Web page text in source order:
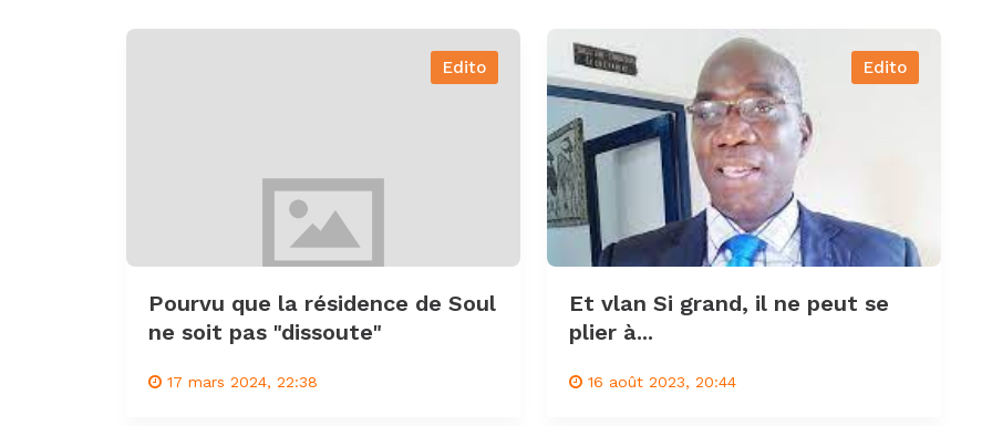
Edito
Pourvu que la résidence de Soul
ne soit pas "dissoute"
17 mars 2024, 22:38
Edito
Et vlan Si grand, il ne peut se
plier à...
16 août 2023, 20:44